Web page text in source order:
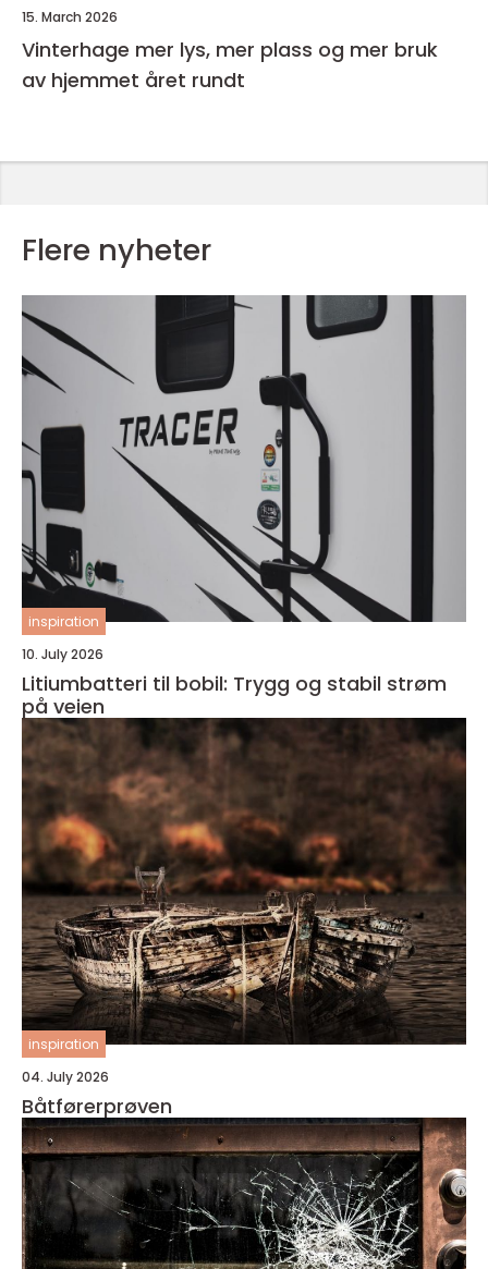
15. March 2026
Vinterhage mer lys, mer plass og mer bruk
av hjemmet året rundt
Flere nyheter
inspiration
10. July 2026
Litiumbatteri til bobil: Trygg og stabil strøm
på veien
inspiration
04. July 2026
Båtførerprøven